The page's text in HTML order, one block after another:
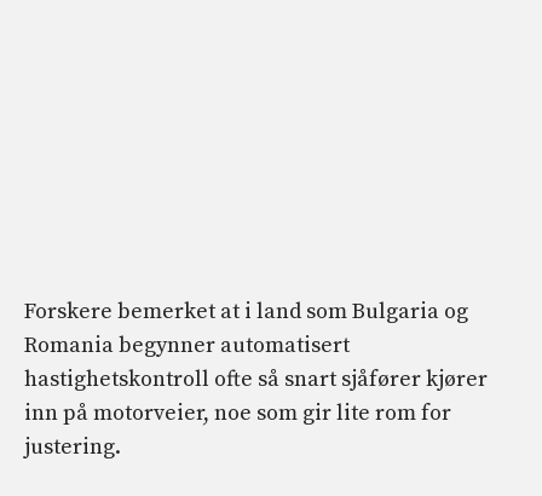
Forskere bemerket at i land som Bulgaria og
Romania begynner automatisert
hastighetskontroll ofte så snart sjåfører kjører
inn på motorveier, noe som gir lite rom for
justering.